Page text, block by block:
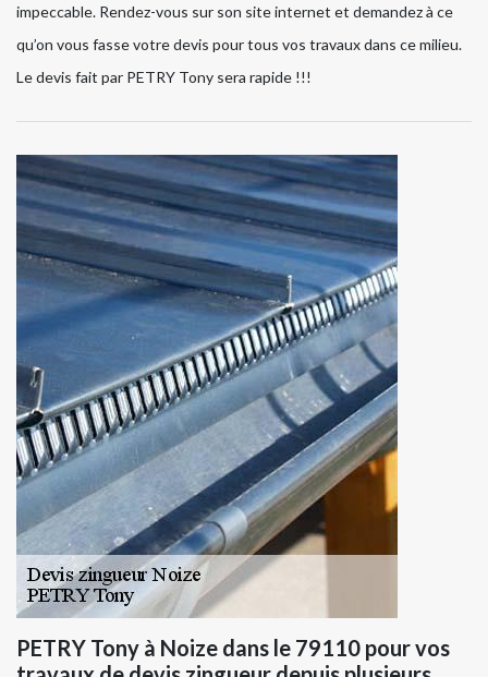
impeccable. Rendez-vous sur son site internet et demandez à ce
qu’on vous fasse votre devis pour tous vos travaux dans ce milieu.
Le devis fait par PETRY Tony sera rapide !!!
PETRY Tony à Noize dans le 79110 pour vos